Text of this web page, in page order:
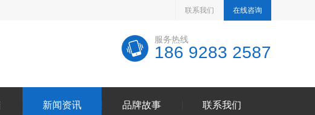
联系我们 在线咨询
服务热线
186 9283 2587
新闻资讯 品牌故事 联系我们